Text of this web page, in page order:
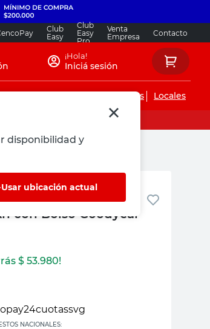
Club
Easy
Club
Easy
Pro
Venta
Empresa
Contacto
disponibilidad y
Usar ubicación actual
¡Hola!
Iniciá sesión
Servicios de instalaciones Locales
Portátil 12V
con Bolso Goodyear
$ 53.980!
NACIONALES: